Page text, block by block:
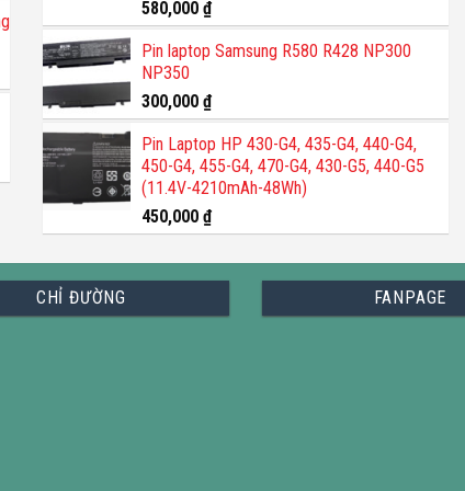
Được xếp
hạng5.00
5 sao
580,000 ₫
Pin laptop Samsung R580 R428 NP300
NP350
300,000 ₫
Pin Laptop HP 430-G4, 435-G4, 440-G4,
450-G4, 455-G4, 470-G4, 430-G5, 440-G5
(11.4V-4210mAh-48Wh)
450,000 ₫
CHỈ ĐƯỜNG FANPAGE